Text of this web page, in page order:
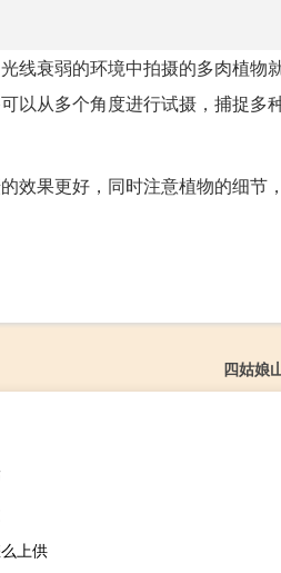
线衰弱的环境中拍摄的多肉植物
以从多个角度进行试摄，捕捉多
效果更好，同时注意植物的细节
四姑娘
上供